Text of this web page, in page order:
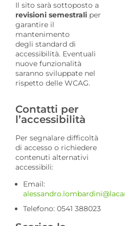
Il sito sarà sottoposto a
revisioni semestrali per
garantire il
mantenimento
degli standard di
accessibilità. Eventuali
nuove funzionalità
saranno sviluppate nel
rispetto delle WCAG.
Contatti per
l’accessibilità
Per segnalare difficoltà
di accesso o richiedere
contenuti alternativi
accessibili:
Email:
Telefono: 0541 388023